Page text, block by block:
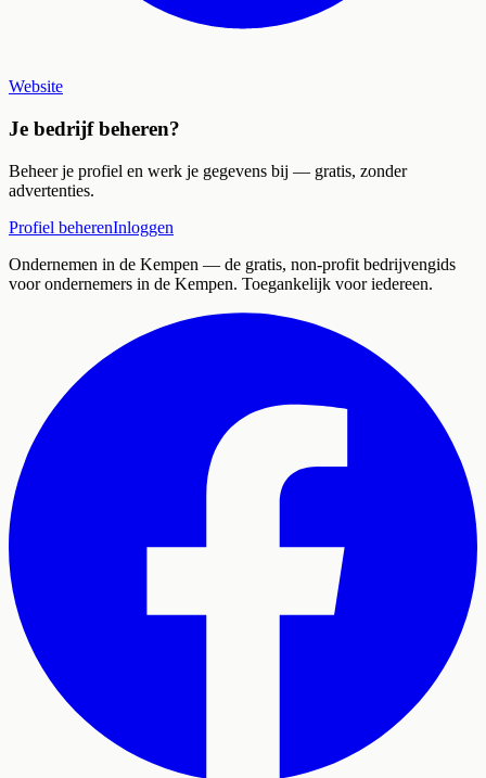
Website
Je bedrijf beheren?
Beheer je profiel en werk je gegevens bij — gratis, zonder
advertenties.
Profiel beherenInloggen
Ondernemen in de Kempen — de gratis, non-profit bedrijvengids
voor ondernemers in de Kempen. Toegankelijk voor iedereen.